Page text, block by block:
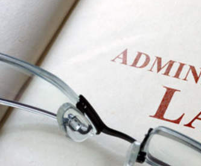
Cambiar ubicación
Amarillo